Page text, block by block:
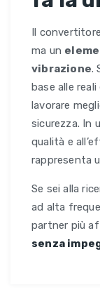
Il
ma un
vibrazione.
base alle
lavorare
sicurezza. In
qualità e
rappresenta
Se sei alla
ad alta
partner più
senza